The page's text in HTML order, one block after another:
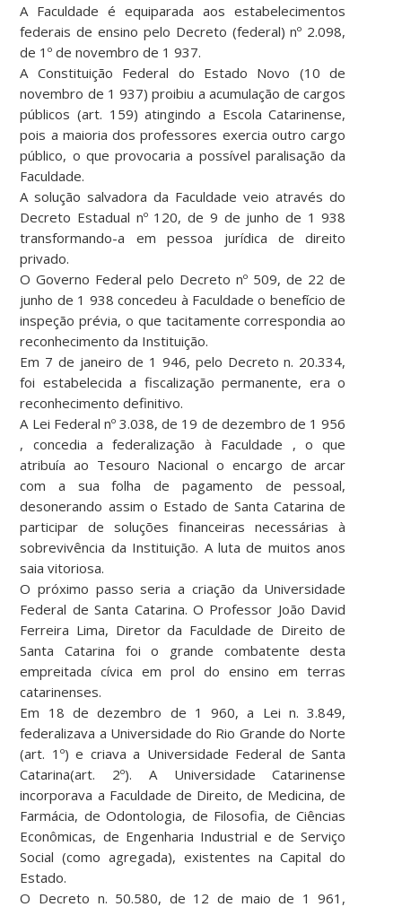
A Faculdade é equiparada aos estabelecimentos
federais de ensino pelo Decreto (federal) nº 2.098,
de 1º de novembro de 1 937.
A Constituição Federal do Estado Novo (10 de
novembro de 1 937) proibiu a acumulação de cargos
públicos (art. 159) atingindo a Escola Catarinense,
pois a maioria dos professores exercia outro cargo
público, o que provocaria a possível paralisação da
Faculdade.
A solução salvadora da Faculdade veio através do
Decreto Estadual nº 120, de 9 de junho de 1 938
transformando-a em pessoa jurídica de direito
privado.
O Governo Federal pelo Decreto nº 509, de 22 de
junho de 1 938 concedeu à Faculdade o benefício de
inspeção prévia, o que tacitamente correspondia ao
reconhecimento da Instituição.
Em 7 de janeiro de 1 946, pelo Decreto n. 20.334,
foi estabelecida a fiscalização permanente, era o
reconhecimento definitivo.
A Lei Federal nº 3.038, de 19 de dezembro de 1 956
, concedia a federalização à Faculdade , o que
atribuía ao Tesouro Nacional o encargo de arcar
com a sua folha de pagamento de pessoal,
desonerando assim o Estado de Santa Catarina de
participar de soluções financeiras necessárias à
sobrevivência da Instituição. A luta de muitos anos
saia vitoriosa.
O próximo passo seria a criação da Universidade
Federal de Santa Catarina. O Professor João David
Ferreira Lima, Diretor da Faculdade de Direito de
Santa Catarina foi o grande combatente desta
empreitada cívica em prol do ensino em terras
catarinenses.
Em 18 de dezembro de 1 960, a Lei n. 3.849,
federalizava a Universidade do Rio Grande do Norte
(art. 1º) e criava a Universidade Federal de Santa
Catarina(art. 2º). A Universidade Catarinense
incorporava a Faculdade de Direito, de Medicina, de
Farmácia, de Odontologia, de Filosofia, de Ciências
Econômicas, de Engenharia Industrial e de Serviço
Social (como agregada), existentes na Capital do
Estado.
O Decreto n. 50.580, de 12 de maio de 1 961,